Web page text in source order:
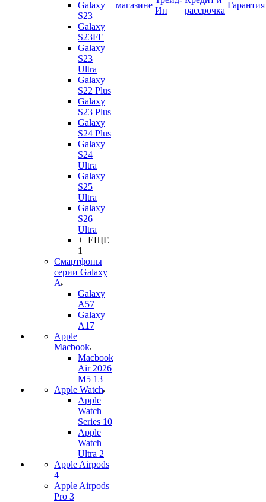
Galaxy
S23
Galaxy
S23FE
Galaxy
S23
Ultra
Galaxy
S22 Plus
Galaxy
S23 Plus
Galaxy
S24 Plus
Galaxy
S24
Ultra
Galaxy
S25
Ultra
Galaxy
S26
Ultra
+ ЕЩЕ
1
Смартфоны
серии Galaxy
A
Galaxy
A57
Galaxy
A17
Apple
Macbook
Macbook
Air 2026
M5 13
Apple Watch
Apple
Watch
Series 10
Apple
Watch
Ultra 2
Apple Airpods
4
Apple Airpods
Pro 3
магазине
Ин
рассрочка
Гарантия